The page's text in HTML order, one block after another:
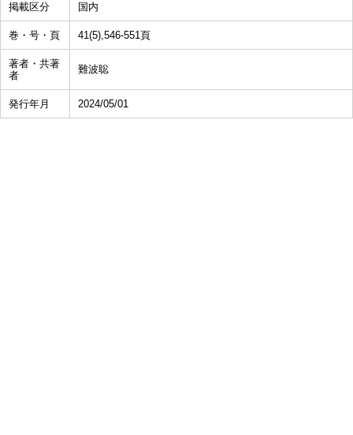
掲載区分 国内
巻・号・頁 41(5),546-551頁
著者・共著
者
難波聡
発行年月 2024/05/01